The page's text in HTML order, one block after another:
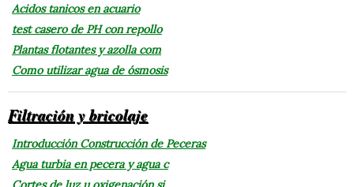
Acidos tanicos en acuario
test casero de PH con repollo
Plantas flotantes y azolla com
Como utilizar agua de ósmosis
Filtración y bricolaje
Introducción Construcción de Peceras
Agua turbia en pecera y agua c